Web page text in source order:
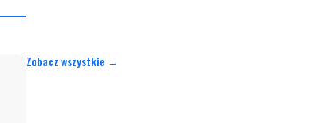
Zobacz wszystkie →